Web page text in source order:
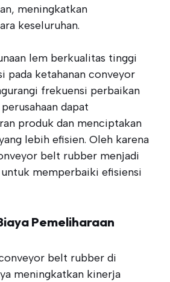
meningkatkan
keseluruhan.
lem berkualitas tinggi
pada ketahanan conveyor
frekuensi perbaikan
dapat
produk dan menciptakan
lebih efisien. Oleh karena
belt rubber menjadi
memperbaiki efisiensi
Pemeliharaan
belt rubber di
meningkatkan kinerja